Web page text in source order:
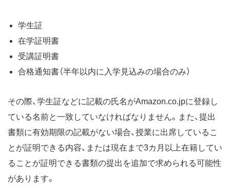
学生証
在学証明書
受講証明書
合格通知書（半年以内に入学見込みの場合のみ）
その際、学生証などに記載の氏名がAmazon.co.jpに登録し
ている名前と一致していなければなりません。また、提出
書類に有効期限の記載がない場合、授業に出席しているこ
とが証明できる内容、または現在まで3カ月以上在籍してい
ることが証明できる書類の提出を追加で求められる可能性
があります。